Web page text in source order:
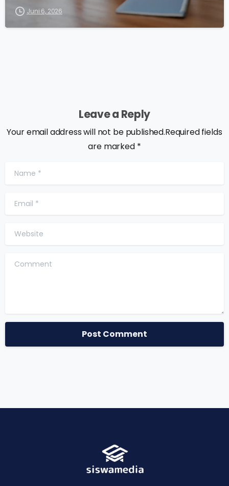
Juni 6, 2026
Leave a Reply
Your email address will not be published.Required fields
are marked *
Name
Email
Website
Comment